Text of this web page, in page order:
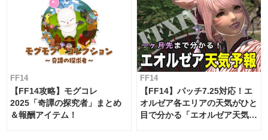
FF14
【FF14攻略】モグコレ
2025「奇譚の探究者」まとめ
＆報酬アイテム！
FF14
【FF14】パッチ7.25対応！エ
オルゼア各エリアの天気がひと
目で分かる「エオルゼア天気予